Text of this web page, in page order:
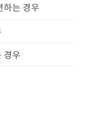
하는 경우
경우